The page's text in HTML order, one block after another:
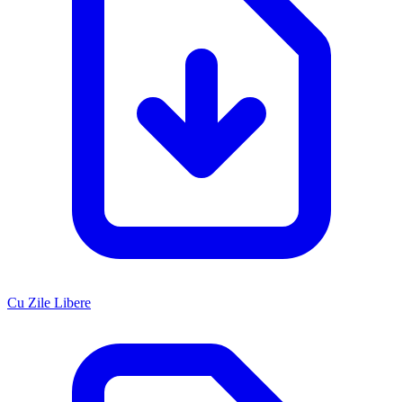
Cu Zile Libere